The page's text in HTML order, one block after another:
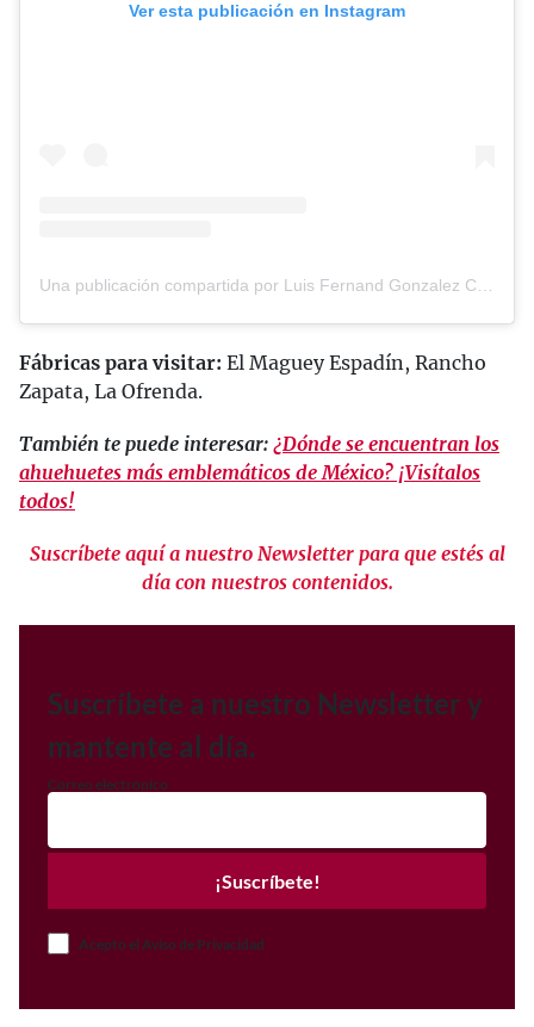
Ver esta publicación en Instagram
Fábricas para visitar: El Maguey Espadín, Rancho
Zapata, La Ofrenda.
También te puede interesar: ¿Dónde se encuentran los
ahuehuetes más emblemáticos de México? ¡Visítalos
todos!
Suscríbete aquí a nuestro Newsletter para que estés al
día con nuestros contenidos.
Suscríbete a nuestro Newsletter y
mantente al día.
Correo electrónico
¡Suscríbete!
Acepto el Aviso de Privacidad